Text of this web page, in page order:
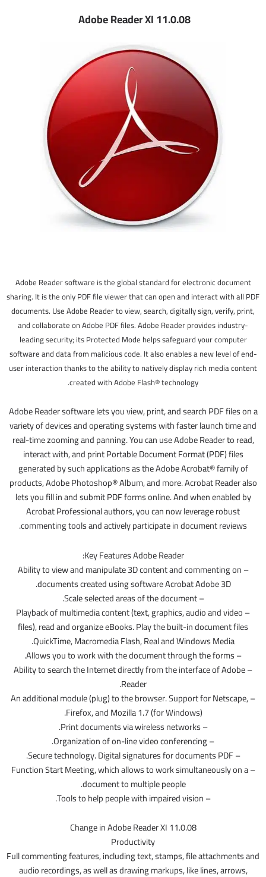
Adobe Reader XI 11.0.08
Adobe Reader software is the global standard for electronic document
sharing. It is the only PDF file viewer that can open and interact with all PDF
documents. Use Adobe Reader to view, search, digitally sign, verify, print,
and collaborate on Adobe PDF files. Adobe Reader provides industry-
leading security; its Protected Mode helps safeguard your computer
software and data from malicious code. It also enables a new level of end-
user interaction thanks to the ability to natively display rich media content
created with Adobe Flash® technology.
Adobe Reader software lets you view, print, and search PDF files on a
variety of devices and operating systems with faster launch time and
real-time zooming and panning. You can use Adobe Reader to read,
interact with, and print Portable Document Format (PDF) files
generated by such applications as the Adobe Acrobat® family of
products, Adobe Photoshop® Album, and more. Acrobat Reader also
lets you fill in and submit PDF forms online. And when enabled by
Acrobat Professional authors, you can now leverage robust
commenting tools and actively participate in document reviews.
Key Features Adobe Reader:
– Ability to view and manipulate 3D content and commenting on
documents created using software Acrobat Adobe 3D.
– Scale selected areas of the document.
– Playback of multimedia content (text, graphics, audio and video
files), read and organize eBooks. Play the built-in document files
QuickTime, Macromedia Flash, Real and Windows Media.
– Allows you to work with the document through the forms.
– Ability to search the Internet directly from the interface of Adobe
Reader.
– An additional module (plug) to the browser. Support for Netscape,
Firefox, and Mozilla 1.7 (for Windows).
– Print documents via wireless networks.
– Organization of on-line video conferencing.
– Secure technology. Digital signatures for documents PDF.
– Function Start Meeting, which allows to work simultaneously on a
document to multiple people.
– Tools to help people with impaired vision.
Change in Adobe Reader XI 11.0.08
Productivity
Full commenting features, including text, stamps, file attachments and
audio recordings, as well as drawing markups, like lines, arrows,